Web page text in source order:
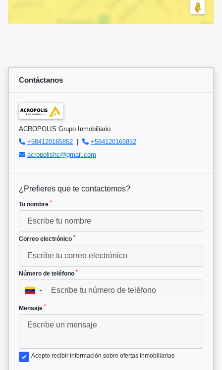
Contáctanos
ACROPOLIS Grupo Inmobiliario
+584120165852 |
+584120165852
acropolishc@gmail.com
¿Prefieres que te contactemos?
Tu nombre *
Correo electrónico *
Número de teléfono *
▼
Mensaje *
Acepto recibir información sobre ofertas inmobiliarias